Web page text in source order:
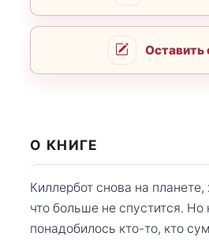
Оставить
О КНИГЕ
Киллербот снова на
что больше не спустится. Но
понадобилось кто-то, кто